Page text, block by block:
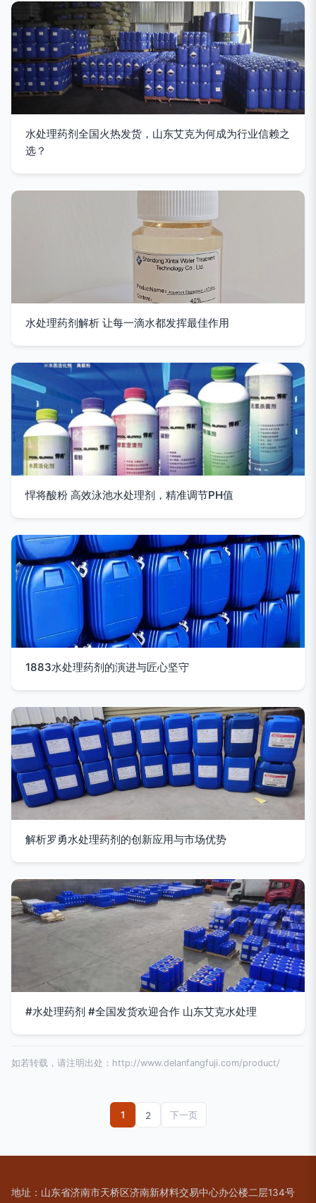
水处理药剂全国火热发货，山东艾克为何成为行业信赖之
选？
水处理药剂解析 让每一滴水都发挥最佳作用
悍将酸粉 高效泳池水处理剂，精准调节PH值
1883水处理药剂的演进与匠心坚守
解析罗勇水处理药剂的创新应用与市场优势
#水处理药剂 #全国发货欢迎合作 山东艾克水处理
如若转载，请注明出处：http://www.delanfangfuji.com/product/
1 2 下一页
地址：山东省济南市天桥区济南新材料交易中心办公楼二层134号